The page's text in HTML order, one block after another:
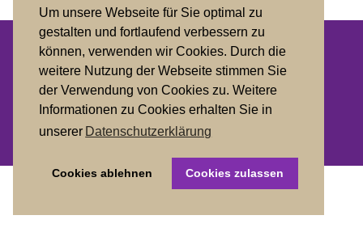
Um unsere Webseite für Sie optimal zu
gestalten und fortlaufend verbessern zu
können, verwenden wir Cookies. Durch die
weitere Nutzung der Webseite stimmen Sie
der Verwendung von Cookies zu. Weitere
Informationen zu Cookies erhalten Sie in
unserer Datenschutzerklärung
Cookies ablehnen Cookies zulassen
Datenschutz
Impressum